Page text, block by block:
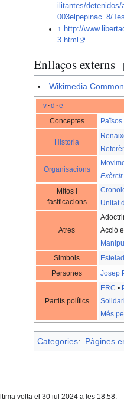
ilitantes/detenidos/
003elpepinac_8/Tes
↑ http://
3.html
Enllaços externs
Wikimedia
v·d ·e
Conceptes
Historia
Organisacions
Mitos i
fasificacions
Unitat
Atres
Acció
Simbols
Persones
Josep
Partits polítics
ERC •
Més
Categories: Pàgines
volta el 30 jul 2024 a les 18:58.